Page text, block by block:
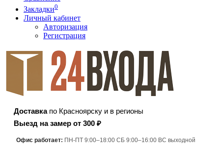
Закладки0
Личный кабинет
Авторизация
Регистрация
Доставкапо Красноярску и в регионы
Выезд на замер от 300 ₽
Офис работает: ПН-ПТ 9:00–18:00 СБ 9:00–16:00 ВС выходной